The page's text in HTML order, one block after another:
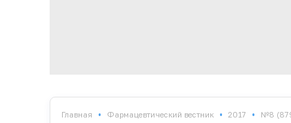
Главная • Фармацевтический вестник • 2017 • №8